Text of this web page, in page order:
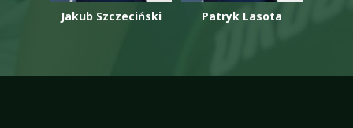
Jakub Szczeciński Patryk Lasota